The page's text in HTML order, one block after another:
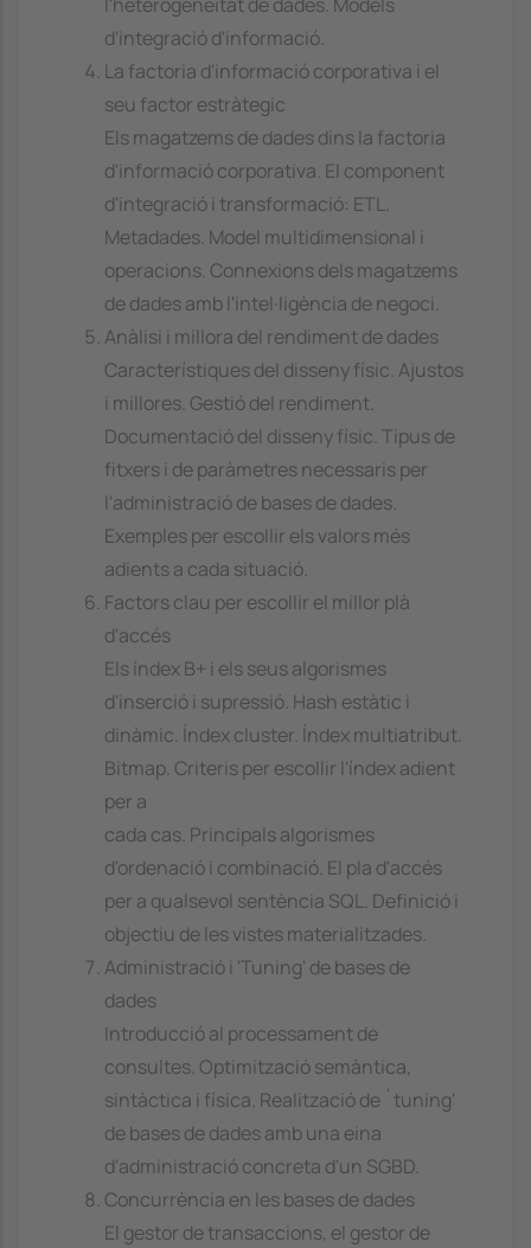
d'integració d'informació.
La factoria d'informació corporativa i el
seu factor estràtegic
Els magatzems de dades dins la factoria
d'informació corporativa. El component
d'integració i transformació: ETL.
Metadades. Model multidimensional i
operacions. Connexions dels magatzems
de dades amb l'intel·ligència de negoci.
Anàlisi i millora del rendiment de dades
Característiques del disseny físic. Ajustos
i millores. Gestió del rendiment.
Documentació del disseny físic. Tipus de
fitxers i de paràmetres necessaris per
l'administració de bases de dades.
Exemples per escollir els valors més
adients a cada situació.
Factors clau per escollir el millor plà
d'accés
Els índex B+ i els seus algorismes
d'inserció i supressió. Hash estàtic i
dinàmic. Índex cluster. Índex multiatribut.
Bitmap. Criteris per escollir l'índex adient
per a
cada cas. Principals algorismes
d'ordenació i combinació. El pla d'accés
per a qualsevol sentència SQL. Definició i
objectiu de les vistes materialitzades.
Administració i 'Tuning' de bases de
dades
Introducció al processament de
consultes. Optimització semàntica,
sintàctica i física. Realització de `tuning'
de bases de dades amb una eina
d'administració concreta d'un SGBD.
Concurrència en les bases de dades
El gestor de transaccions, el gestor de